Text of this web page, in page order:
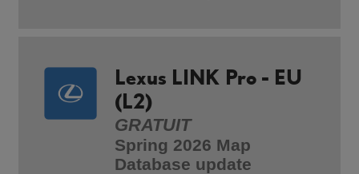
Lexus LINK Pro - EU
(L2)
GRATUIT
Spring 2026 Map
Database update